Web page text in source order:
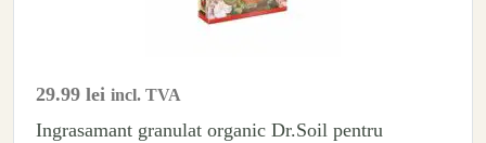
29.99 lei incl. TVA
Ingrasamant granulat organic Dr.Soil pentru